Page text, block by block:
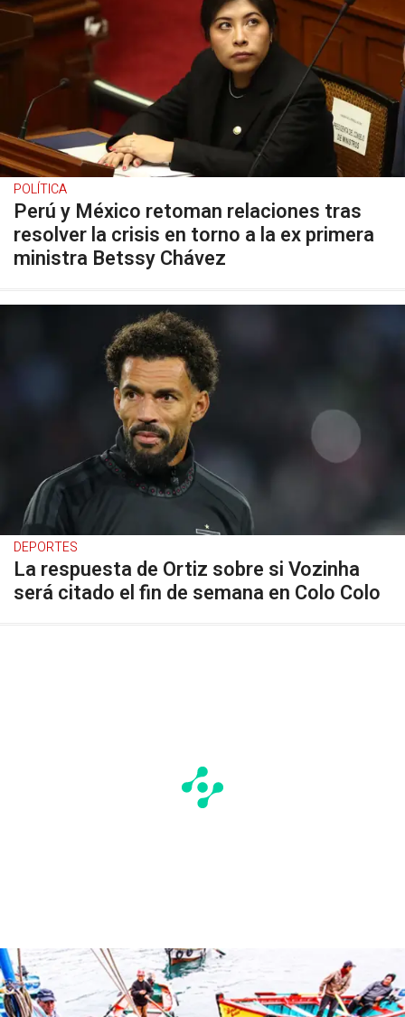
POLÍTICA
Perú y México retoman relaciones tras
resolver la crisis en torno a la ex primera
ministra Betssy Chávez
DEPORTES
La respuesta de Ortiz sobre si Vozinha
será citado el fin de semana en Colo Colo